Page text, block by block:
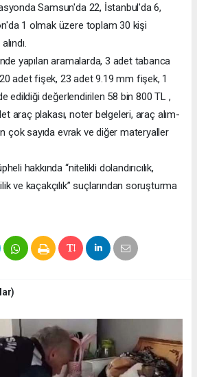
Samsun'da 22, İstanbul'da 6,
1 olmak üzere toplam 30 kişi
yapılan aramalarda, 3 adet tabanca
adet fişek, 23 adet 9.19 mm fişek, 1
edildiği değerlendirilen 58 bin 800 TL ,
araç plakası, noter belgeleri, araç alım-
çok sayıda evrak ve diğer materyaller
hakkında “nitelikli dolandırıcılık,
ve kaçakçılık” suçlarından soruşturma